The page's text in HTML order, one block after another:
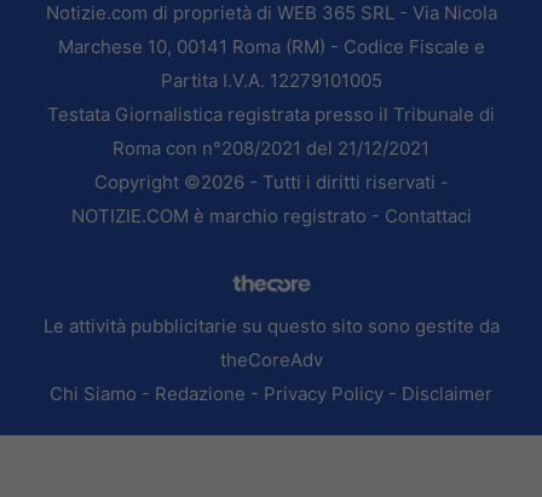
Notizie.com di proprietà di WEB 365 SRL - Via Nicola
Marchese 10, 00141 Roma (RM) - Codice Fiscale e
Partita I.V.A. 12279101005
Testata Giornalistica registrata presso il Tribunale di
Roma con n°208/2021 del 21/12/2021
Copyright ©2026 - Tutti i diritti riservati -
NOTIZIE.COM è marchio registrato - Contattaci
Le attività pubblicitarie su questo sito sono gestite da
theCoreAdv
Chi Siamo - Redazione - Privacy Policy - Disclaimer